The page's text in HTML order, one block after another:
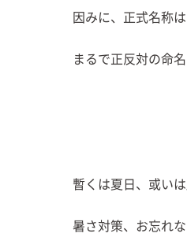
因みに、正式名称は
まるで正反対の命
暫くは夏日、或い
暑さ対策、お忘れな